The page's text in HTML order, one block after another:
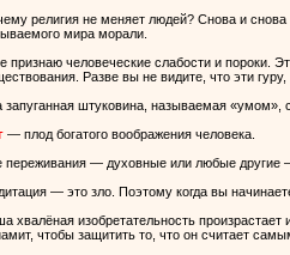
религия не меняет людей? Снова и
мира морали.
признаю человеческие слабости и пороки.
Разве вы не видите, что эти
запуганная штуковина, называемая
— плод богатого воображения человека.
переживания — духовные или любые другие
— это зло. Поэтому когда вы
хвалёная изобретательность
чтобы защитить то, что он считает